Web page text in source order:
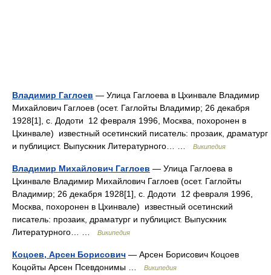
Владимир Гаглоев — Улица Гаглоева в Цхинвале Владимир
Михайлович Гаглоев (осет. Гаглойты Владимир; 26 декабря
1928[1], с. Додоти 12 февраля 1996, Москва, похоронен в
Цхинвале) известный осетинский писатель: прозаик, драматург
и публицист. Выпускник Литературного… …
Википедия
Владимир Михайлович Гаглоев — Улица Гаглоева в
Цхинвале Владимир Михайлович Гаглоев (осет. Гаглойты
Владимир; 26 декабря 1928[1], с. Додоти 12 февраля 1996,
Москва, похоронен в Цхинвале) известный осетинский
писатель: прозаик, драматург и публицист. Выпускник
Литературного… …
Википедия
Коцоев, Арсен Борисович — Арсен Борисович Коцоев
Коцойты Арсен Псевдонимы …
Википедия